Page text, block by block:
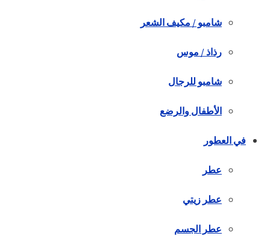
شامبو / مكيف الشعر
رذاذ / موس
شامبو للرجال
الأطفال والرضع
في العطور
عطر
عطر زيتي
عطر الجسم